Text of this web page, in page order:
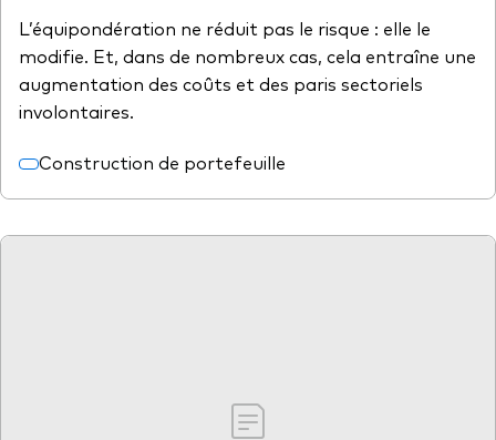
L’équipondération ne réduit pas le risque : elle le
modifie. Et, dans de nombreux cas, cela entraîne une
augmentation des coûts et des paris sectoriels
involontaires.
Construction de portefeuille